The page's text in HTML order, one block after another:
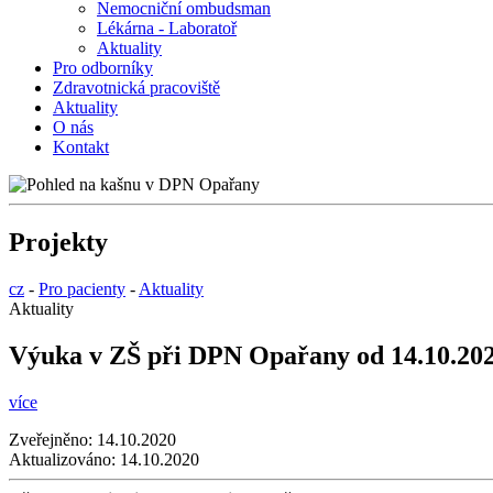
Nemocniční ombudsman
Lékárna - Laboratoř
Aktuality
Pro odborníky
Zdravotnická pracoviště
Aktuality
O nás
Kontakt
Projekty
cz - Pro pacienty - Aktuality
Aktuality
Výuka v ZŠ při DPN Opařany od
více
Zveřejněno: 14.10.2020
Aktualizováno: 14.10.2020